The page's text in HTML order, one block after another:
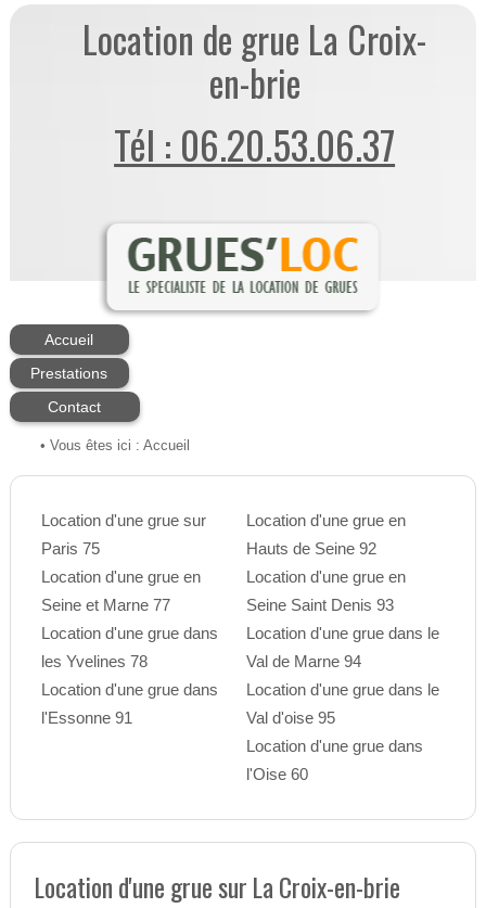
Location de grue La Croix-
en-brie
Tél : 06.20.53.06.37
Accueil
Prestations
Contact
• Vous êtes ici : Accueil
Location d'une grue sur
Paris 75
Location d'une grue en
Seine et Marne 77
Location d'une grue dans
les Yvelines 78
Location d'une grue dans
l'Essonne 91
Location d'une grue en
Hauts de Seine 92
Location d'une grue en
Seine Saint Denis 93
Location d'une grue dans le
Val de Marne 94
Location d'une grue dans le
Val d'oise 95
Location d'une grue dans
l'Oise 60
Location d'une grue sur La Croix-en-brie